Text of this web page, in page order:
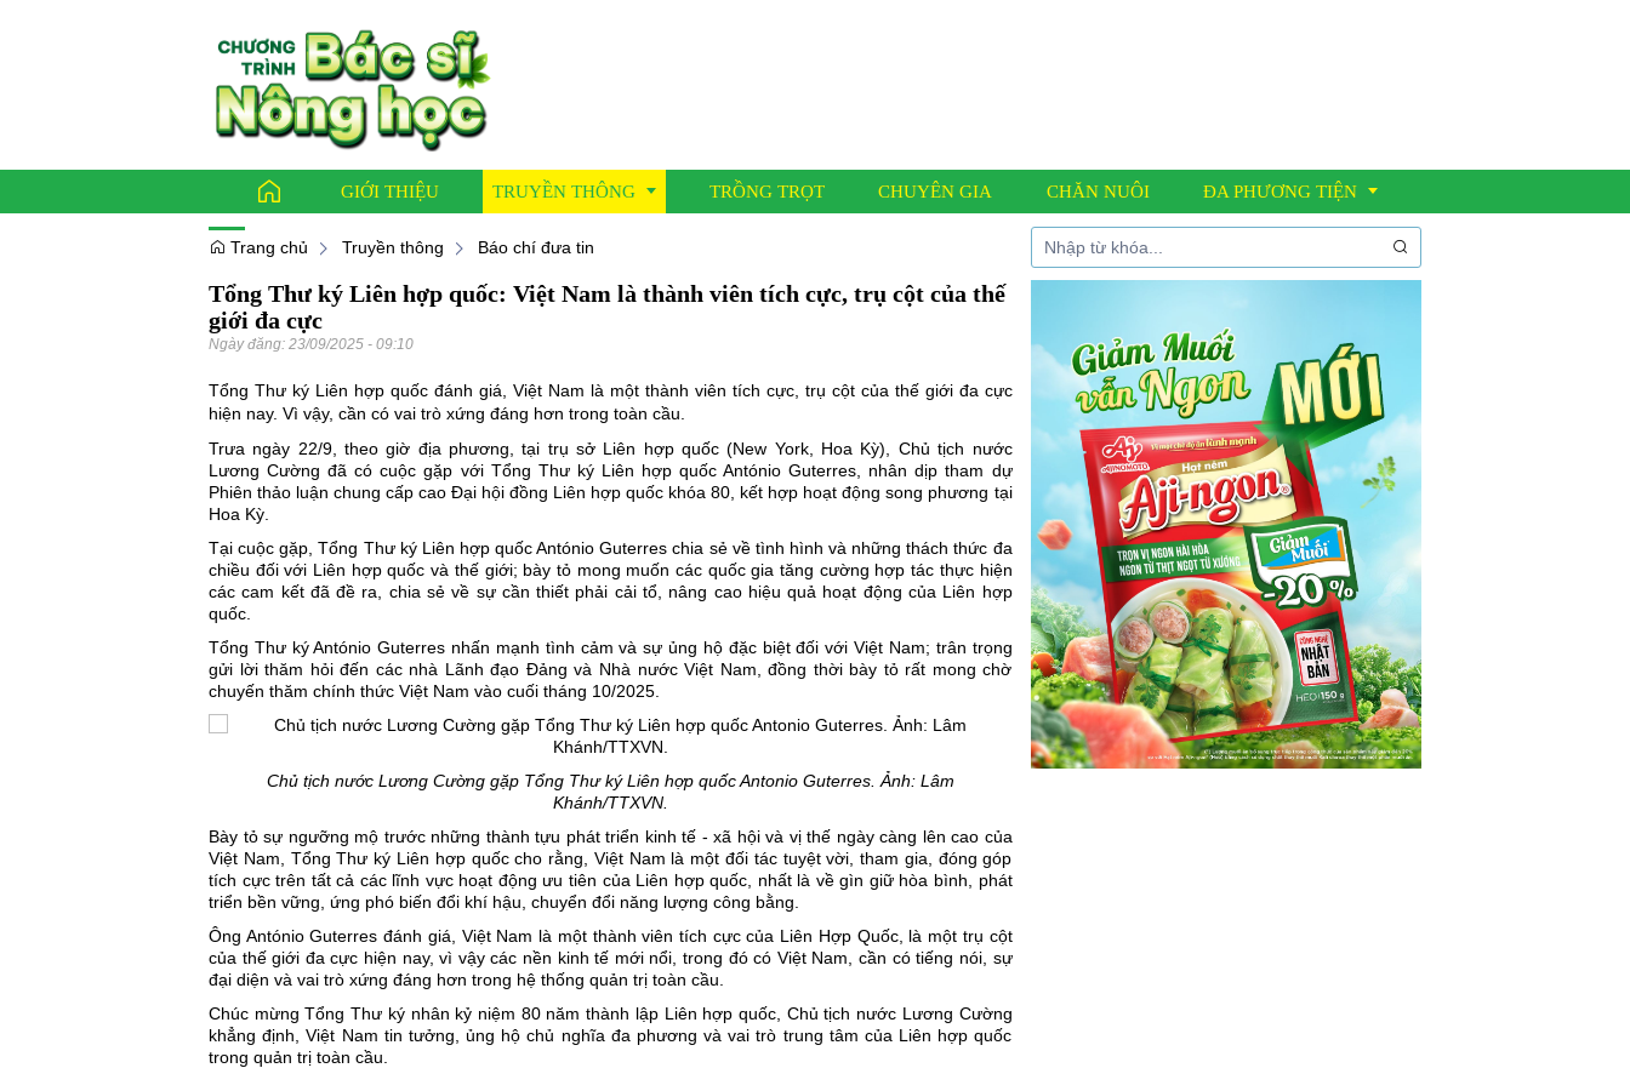
GIỚI THIỆU TRUYỀN THÔNG
Báo chí đưa tin
TRỒNG TRỌT CHUYÊN GIA CHĂN NUÔI ĐA PHƯƠNG TIỆN
Video clip
Trang chủ Truyền thông Báo chí đưa tin
Tổng Thư ký Liên hợp quốc: Việt Nam là thành viên tích cực, trụ cột của thế
giới đa cực
Ngày đăng: 23/09/2025 - 09:10
Tổng Thư ký Liên hợp quốc đánh giá, Việt Nam là một thành viên tích cực, trụ cột của thế giới đa cực
hiện nay. Vì vậy, cần có vai trò xứng đáng hơn trong toàn cầu.
Trưa ngày 22/9, theo giờ địa phương, tại trụ sở Liên hợp quốc (New York, Hoa Kỳ), Chủ tịch nước
Lương Cường đã có cuộc gặp với Tổng Thư ký Liên hợp quốc António Guterres, nhân dịp tham dự
Phiên thảo luận chung cấp cao Đại hội đồng Liên hợp quốc khóa 80, kết hợp hoạt động song phương tại
Hoa Kỳ.
Tại cuộc gặp, Tổng Thư ký Liên hợp quốc António Guterres chia sẻ về tình hình và những thách thức đa
chiều đối với Liên hợp quốc và thế giới; bày tỏ mong muốn các quốc gia tăng cường hợp tác thực hiện
các cam kết đã đề ra, chia sẻ về sự cần thiết phải cải tổ, nâng cao hiệu quả hoạt động của Liên hợp
quốc.
Tổng Thư ký António Guterres nhấn mạnh tình cảm và sự ủng hộ đặc biệt đối với Việt Nam; trân trọng
gửi lời thăm hỏi đến các nhà Lãnh đạo Đảng và Nhà nước Việt Nam, đồng thời bày tỏ rất mong chờ
chuyến thăm chính thức Việt Nam vào cuối tháng 10/2025.
Chủ tịch nước Lương Cường gặp Tổng Thư ký Liên hợp quốc Antonio Guterres. Ảnh: Lâm
Khánh/TTXVN.
Bày tỏ sự ngưỡng mộ trước những thành tựu phát triển kinh tế - xã hội và vị thế ngày càng lên cao của
Việt Nam, Tổng Thư ký Liên hợp quốc cho rằng, Việt Nam là một đối tác tuyệt vời, tham gia, đóng góp
tích cực trên tất cả các lĩnh vực hoạt động ưu tiên của Liên hợp quốc, nhất là về gìn giữ hòa bình, phát
triển bền vững, ứng phó biến đổi khí hậu, chuyển đổi năng lượng công bằng.
Ông António Guterres đánh giá, Việt Nam là một thành viên tích cực của Liên Hợp Quốc, là một trụ cột
của thế giới đa cực hiện nay, vì vậy các nền kinh tế mới nổi, trong đó có Việt Nam, cần có tiếng nói, sự
đại diện và vai trò xứng đáng hơn trong hệ thống quản trị toàn cầu.
Chúc mừng Tổng Thư ký nhân kỷ niệm 80 năm thành lập Liên hợp quốc, Chủ tịch nước Lương Cường
khẳng định, Việt Nam tin tưởng, ủng hộ chủ nghĩa đa phương và vai trò trung tâm của Liên hợp quốc
trong quản trị toàn cầu.